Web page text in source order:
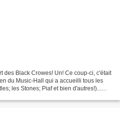
des Black Crowes! Un! Ce coup-ci, c'était
du Music-Hall qui a accueilli tous les
les Stones; Piaf et bien d'autres!)...